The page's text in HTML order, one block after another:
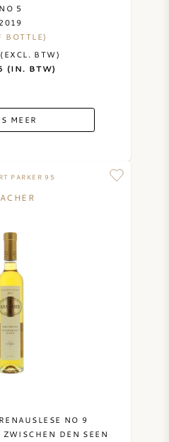
NO 5
2019
BOTTLE)
BTW)
(IN. BTW)
MEER
PARKER 95
NO 9
DEN SEEN